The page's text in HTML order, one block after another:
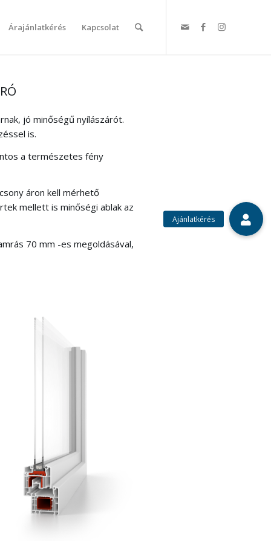
Árajánlatkérés Kapcsolat
jó minőségű nyílászárót.
is.
a természetes fény
áron kell mérhető
mellett is minőségi ablak az
70 mm -es megoldásával,